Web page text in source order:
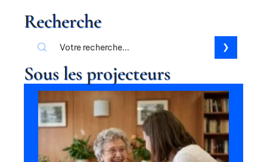
Recherche
Sous les projecteurs